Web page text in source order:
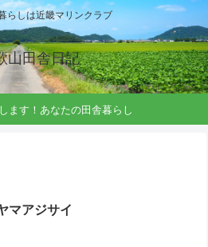
らしは近畿マリンクラブ
山田舎日記
す！あなたの田舎暮らし
マアジサイ